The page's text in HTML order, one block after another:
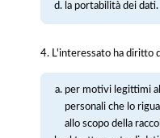
la portabilità dei dati.
4. L'interessato ha diritto
per motivi legittimi
personali che lo
allo scopo della